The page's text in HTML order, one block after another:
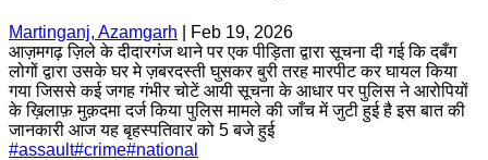
Martinganj, Azamgarh
Feb 19, 2026
आज़मगढ़ ज़िले के दीदारगंज थाने पर एक पीड़िता द्वारा सूचना दी गई कि दबँग
लोगों द्वारा उसके घर मे ज़बरदस्ती घुसकर बुरी तरह मारपीट कर घायल किया
गया जिससे कई जगह गंभीर चोटें आयी सूचना के आधार पर पुलिस ने आरोपियों
के ख़िलाफ़ मुक़दमा दर्ज किया पुलिस मामले की जाँच में जुटी हुई है इस बात की
जानकारी आज यह बृहस्पतिवार को 5 बजे हुई
#assault#crime#national